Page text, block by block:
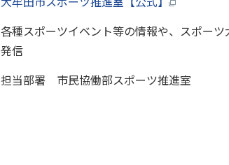
各種スポーツイベント等の情報や、スポー
発信
担当部署 市民協働部スポーツ推進室